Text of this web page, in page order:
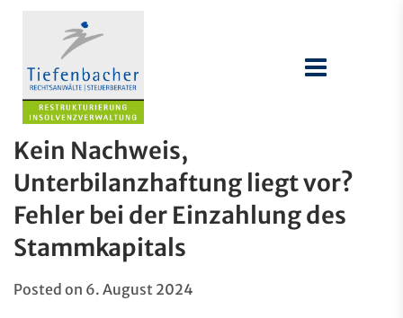
Kein Nachweis,
Unterbilanzhaftung liegt vor?
Fehler bei der Einzahlung des
Stammkapitals
Posted on 6. August 2024